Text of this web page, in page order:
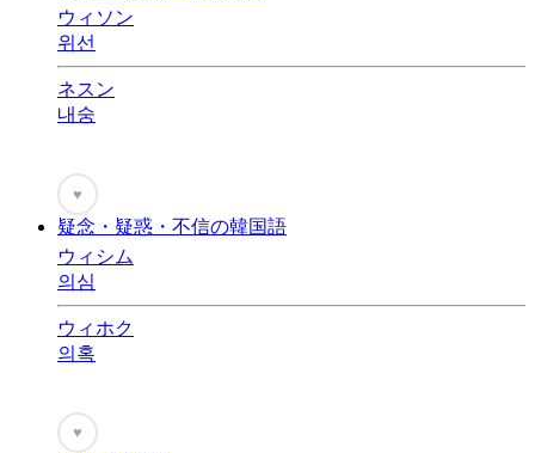
ウィソン
위선
ネスン
내숭
♥
疑念・疑惑・不信の韓国語
ウィシム
의심
ウィホク
의혹
♥